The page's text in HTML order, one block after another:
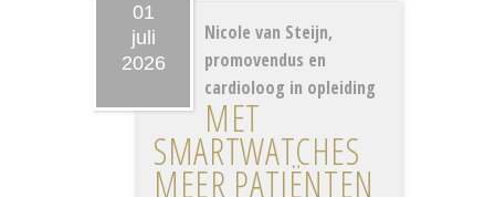
01
juli
2026
Nicole van Steijn,
promovendus en
cardioloog in opleiding
MET
SMARTWATCHES
MEER PATIËNTEN